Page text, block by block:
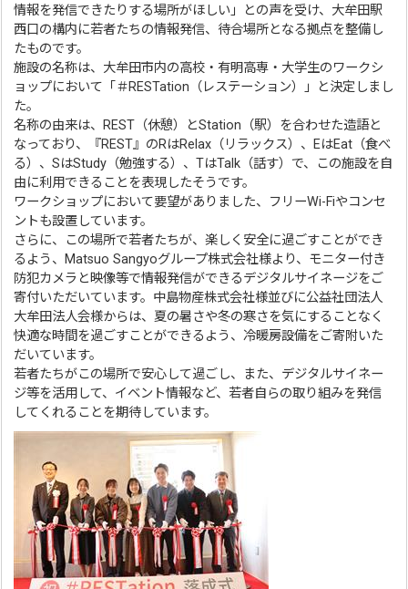
情報を発信できたりする場所がほしい」との声を受け、大牟田駅
西口の構内に若者たちの情報発信、待合場所となる拠点を整備し
たものです。
施設の名称は、大牟田市内の高校・有明高専・大学生のワークシ
ョップにおいて「＃RESTation（レステーション）」と決定しまし
た。
名称の由来は、REST（休憩）とStation（駅）を合わせた造語と
なっており、『REST』のRはRelax（リラックス）、EはEat（食べ
る）、SはStudy（勉強する）、TはTalk（話す）で、この施設を自
由に利用できることを表現したそうです。
ワークショップにおいて要望がありました、フリーWi-Fiやコンセ
ントも設置しています。
さらに、この場所で若者たちが、楽しく安全に過ごすことができ
るよう、Matsuo Sangyoグループ株式会社様より、モニター付き
防犯カメラと映像等で情報発信ができるデジタルサイネージをご
寄付いただいています。中島物産株式会社様並びに公益社団法人
大牟田法人会様からは、夏の暑さや冬の寒さを気にすることなく
快適な時間を過ごすことができるよう、冷暖房設備をご寄附いた
だいています。
若者たちがこの場所で安心して過ごし、また、デジタルサイネー
ジ等を活用して、イベント情報など、若者自らの取り組みを発信
してくれることを期待しています。